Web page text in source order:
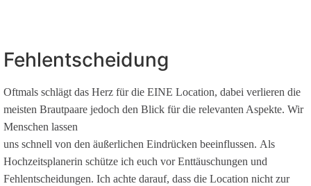
Fehlentscheidung
Oftmals schlägt das Herz für die EINE Location, dabei verlieren die
meisten Brautpaare jedoch den Blick für die relevanten Aspekte. Wir
Menschen lassen
uns schnell von den äußerlichen Eindrücken beeinflussen. Als
Hochzeitsplanerin schütze ich euch vor Enttäuschungen und
Fehlentscheidungen. Ich achte darauf, dass die Location nicht zur